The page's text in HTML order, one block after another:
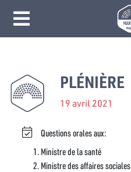
PLÉNIÈRE
19 avril 2021
Questions orales aux:
Ministre de la santé
Ministre des affaires sociales